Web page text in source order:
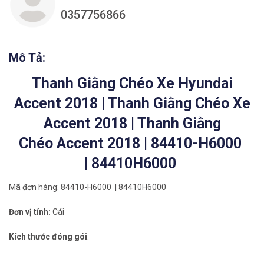
0357756866
Mô Tả:
Thanh Giằng Chéo Xe Hyundai
Accent 2018 | Thanh Giằng Chéo Xe
Accent 2018 | Thanh Giằng
Chéo Accent 2018 | 84410-H6000
| 84410H6000
Mã đơn hàng: 84410-H6000 | 84410H6000
Đơn vị tính: Cái
Kích thước đóng gói: